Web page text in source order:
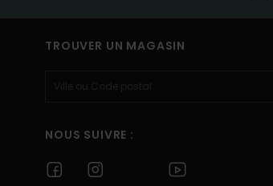
TROUVER UN MAGASIN
NOUS SUIVRE :